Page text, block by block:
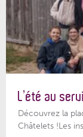
L’été au
Découvrez la
Châtelets !Les